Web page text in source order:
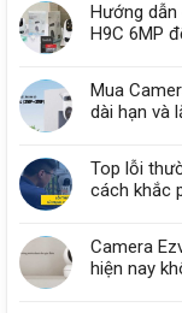
Hướng
H9C 6MP
Mua
dài hạn và
Top lỗi
cách khắc
Camera
hiện nay